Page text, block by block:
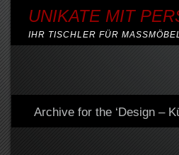
UNIKATE MIT
IHR TISCHLER FÜR
Archive for the ‘Design –